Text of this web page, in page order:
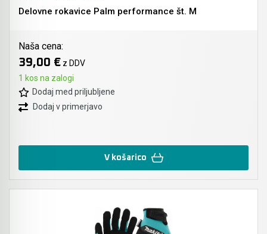
Delovne rokavice Palm performance št. M
Naša cena:
39,00 € z DDV
1 kos na zalogi
Dodaj med priljubljene
Dodaj v primerjavo
V košarico